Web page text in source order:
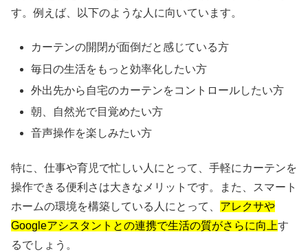
す。例えば、以下のような人に向いています。
カーテンの開閉が面倒だと感じている方
毎日の生活をもっと効率化したい方
外出先から自宅のカーテンをコントロールしたい方
朝、自然光で目覚めたい方
音声操作を楽しみたい方
特に、仕事や育児で忙しい人にとって、手軽にカーテンを
操作できる便利さは大きなメリットです。また、スマート
ホームの環境を構築している人にとって、 アレクサや
Googleアシスタントとの連携で生活の質がさらに向上す
るでしょう。